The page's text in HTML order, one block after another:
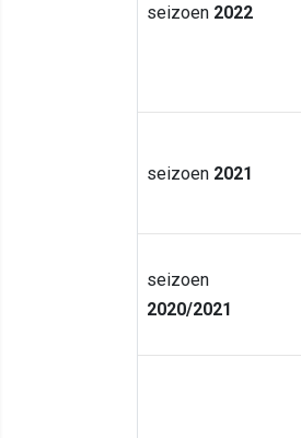
seizoen 2022
seizoen 2021
seizoen
2020/2021